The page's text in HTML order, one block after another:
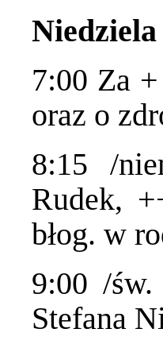
7:00 Za
oraz o
8:15 /
Rudek,
błog. w
9:00 /
Stefana